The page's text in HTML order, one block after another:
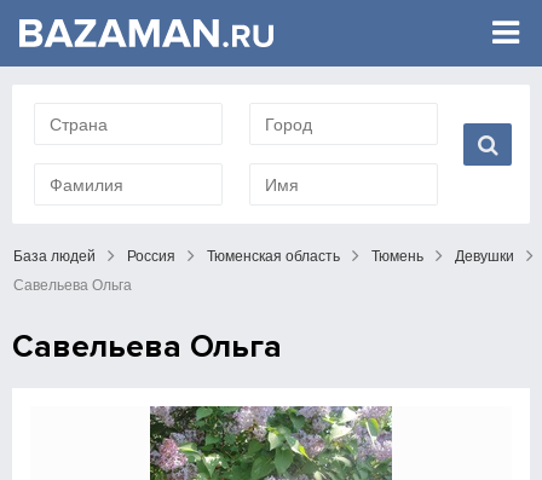
База людей Россия Тюменская область Тюмень
Девушки
Савельева Ольга
Савельева Ольга